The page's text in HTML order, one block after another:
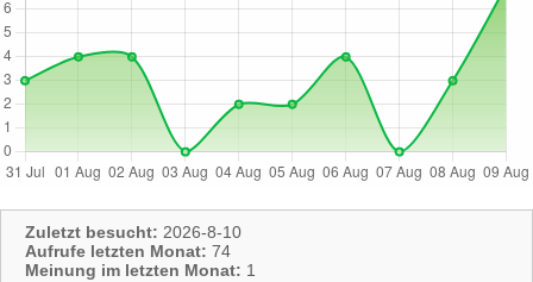
Zuletzt besucht: 2026-8-10
Aufrufe letzten Monat: 74
Meinung im letzten Monat: 1